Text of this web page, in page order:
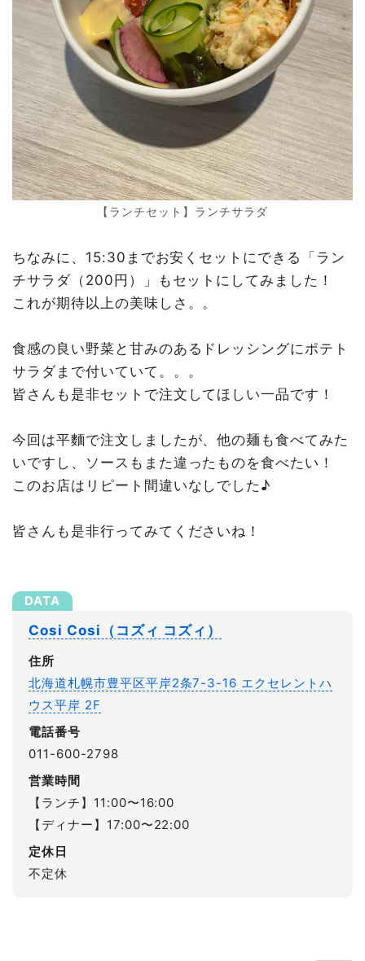
【ランチセット】ランチサラダ
ちなみに、15:30までお安くセットにできる「ラン
チサラダ（200円）」もセットにしてみました！
これが期待以上の美味しさ。。
食感の良い野菜と甘みのあるドレッシングにポテト
サラダまで付いていて。。。
皆さんも是非セットで注文してほしい一品です！
今回は平麵で注文しましたが、他の麺も食べてみた
いですし、ソースもまた違ったものを食べたい！
このお店はリピート間違いなしでした♪
皆さんも是非行ってみてくださいね！
Cosi Cosi（コズィ コズィ）
住所
北海道札幌市豊平区平岸2条7-3-16 エクセレントハ
ウス平岸 2F
電話番号
011-600-2798
営業時間
【ランチ】11:00〜16:00
【ディナー】17:00〜22:00
定休日
不定休